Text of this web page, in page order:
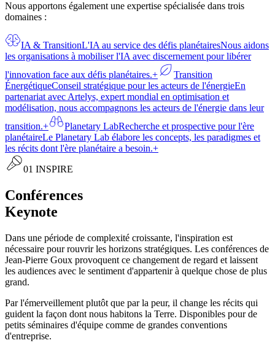
Nous apportons également une expertise spécialisée dans trois
domaines :
IA & TransitionL'IA au service des défis planétairesNous aidons
les organisations à mobiliser l'IA avec discernement pour libérer
l'innovation face aux défis planétaires.+
Transition
ÉnergétiqueConseil stratégique pour les acteurs de l'énergieEn
partenariat avec Artelys, expert mondial en optimisation et
modélisation, nous accompagnons les acteurs de l'énergie dans leur
transition.+ Planetary LabRecherche et prospective pour l'ère
planétaireLe Planetary Lab élabore les concepts, les paradigmes et
les récits dont l'ère planétaire a besoin.+
01 INSPIRE
Conférences
Keynote
Dans une période de complexité croissante, l'inspiration est
nécessaire pour rouvrir les horizons stratégiques. Les conférences de
Jean-Pierre Goux provoquent ce changement de regard et laissent
les audiences avec le sentiment d'appartenir à quelque chose de plus
grand.
Par l'émerveillement plutôt que par la peur, il change les récits qui
guident la façon dont nous habitons la Terre. Disponibles pour de
petits séminaires d'équipe comme de grandes conventions
d'entreprise.